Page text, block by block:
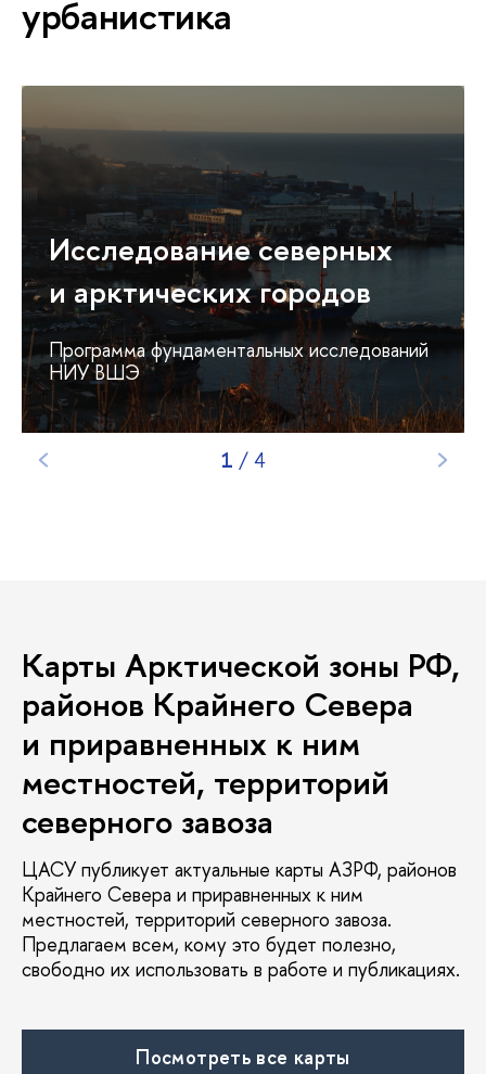
урбанистика
Исследование северных
и арктических городов
Программа фундаментальных исследований
НИУ ВШЭ
1 / 4
Карты Арктической зоны РФ,
районов Крайнего Севера
и приравненных к ним
местностей, территорий
северного завоза
ЦАСУ публикует актуальные карты АЗРФ, районов
Крайнего Севера и приравненных к ним
местностей, территорий северного завоза.
Предлагаем всем, кому это будет полезно,
свободно их использовать в работе и публикациях.
Посмотреть все карты